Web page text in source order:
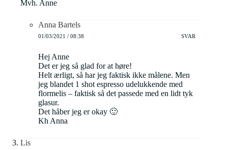
Mvh. Anne
Anna Bartels
01/03/2021 / 08:38 SVAR
Hej Anne
Det er jeg så glad for at høre!
Helt ærligt, så har jeg faktisk ikke målene. Men
jeg blandet 1 shot espresso udelukkende med
flormelis – faktisk så det passede med en lidt tyk
glasur.
Det håber jeg er okay 🙂
Kh Anna
Lis